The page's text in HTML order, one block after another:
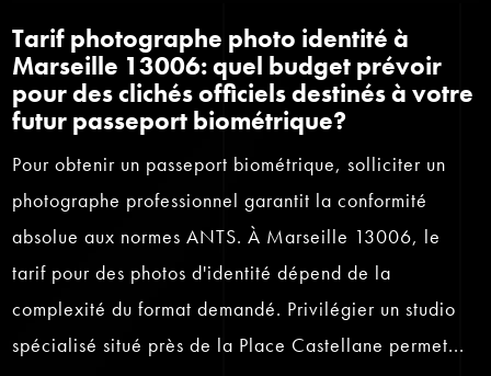
Tarif photographe photo identité à
Marseille 13006: quel budget prévoir
pour des clichés officiels destinés à votre
futur passeport biométrique?
Pour obtenir un passeport biométrique, solliciter un
photographe professionnel garantit la conformité
absolue aux normes ANTS. À Marseille 13006, le
tarif pour des photos d'identité dépend de la
complexité du format demandé. Privilégier un studio
spécialisé situé près de la Place Castellane permet...